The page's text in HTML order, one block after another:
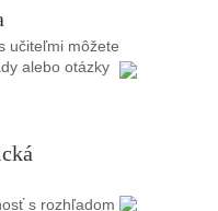
učiteľmi môžete
alebo otázky
s rozhľadom